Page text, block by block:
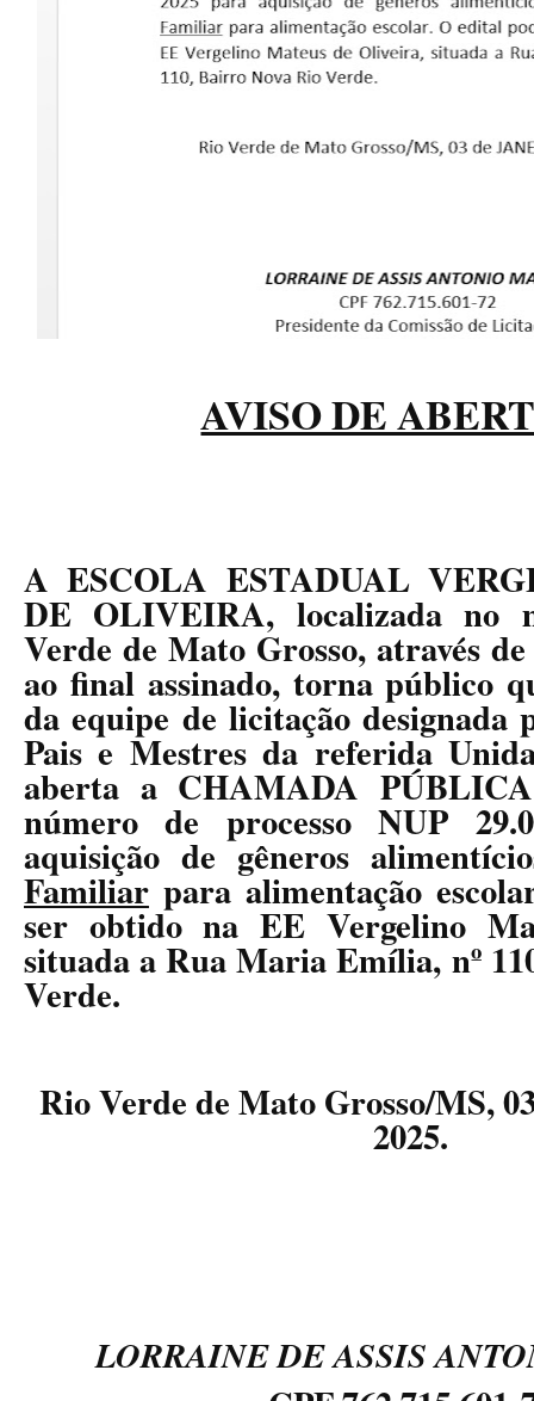
AVISO DE
A ESCOLA ESTADUAL
DE OLIVEIRA, localizada no
Verde de Mato Grosso, através
ao final assinado, torna público
da equipe de licitação designada
Pais e Mestres da referida
aberta a CHAMADA
número de processo NUP
aquisição de gêneros
Familiar para alimentação
ser obtido na EE Vergelino
situada a Rua Maria Emília, nº
Verde.
Rio Verde de Mato Grosso/MS,
2025.
LORRAINE DE ASSIS